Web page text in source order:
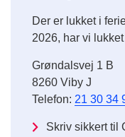
Der er lukket i
2026, har vi
Grøndalsvej 1 B
8260 Viby J
Telefon: 21 30 34
Skriv sikkert til